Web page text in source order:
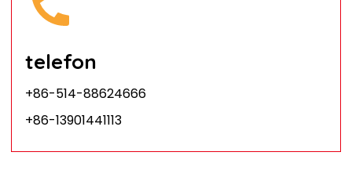
telefon
+86-514-88624666
+86-13901441113